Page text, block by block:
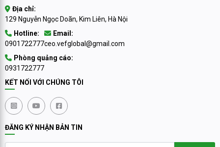
Địa chỉ:
129 Nguyễn Ngọc Doãn, Kim Liên, Hà Nội
Hotline:
0901722777
Email:
ceo.vefglobal@gmail.com
Phòng quảng cáo:
0931722777
KẾT NỐI VỚI CHÚNG TÔI
ĐĂNG KÝ NHẬN BẢN TIN